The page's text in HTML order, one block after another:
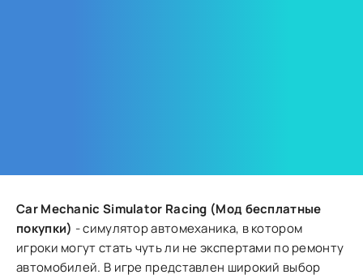
Car Mechanic Simulator Racing (Мод бесплатные
покупки) - симулятор автомеханика, в котором
игроки могут стать чуть ли не экспертами по ремонту
автомобилей. В игре представлен широкий выбор